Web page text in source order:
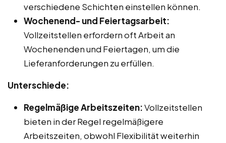
verschiedene Schichten einstellen können.
Wochenend- und Feiertagsarbeit:
Vollzeitstellen erfordern oft Arbeit an
Wochenenden und Feiertagen, um die
Lieferanforderungen zu erfüllen.
Unterschiede:
Regelmäßige Arbeitszeiten:Vollzeitstellen
bieten in der Regel regelmäßigere
Arbeitszeiten, obwohl Flexibilität weiterhin